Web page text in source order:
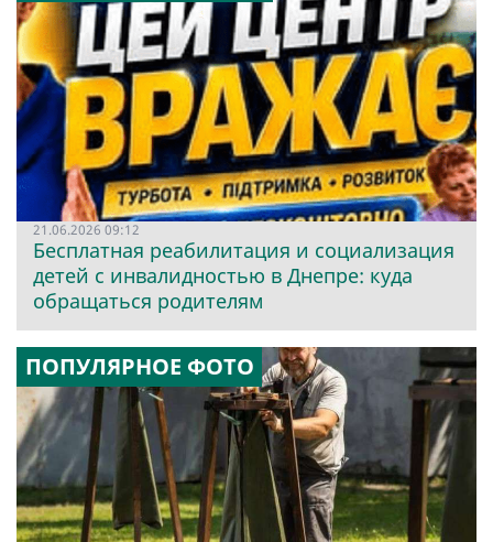
21.06.2026 09:12
Бесплатная реабилитация и социализация
детей с инвалидностью в Днепре: куда
обращаться родителям
ПОПУЛЯРНОЕ ФОТО